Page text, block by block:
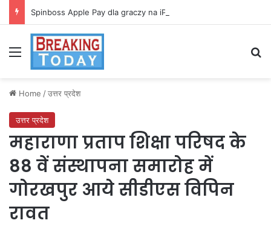
Spinboss Apple Pay dla graczy na iPhone
Menu
Home /उत्तर प्रदेश
उत्तर प्रदेश
महाराणा प्रताप शिक्षा परिषद के
88 वें संस्थापना समारोह में
गोरखपुर आये सीडीएस विपिन
रावत